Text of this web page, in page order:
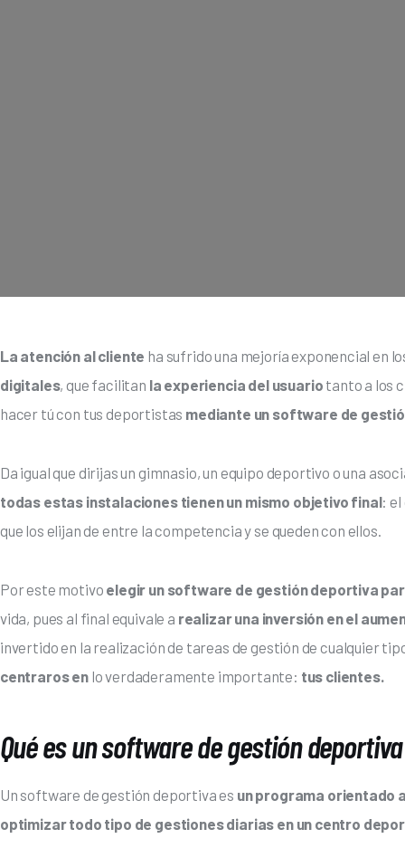
La atención al cliente ha sufrido una mejoría exponencial en
digitales, que facilitan la experiencia del usuario tanto a los
hacer tú con tus deportistas mediante un software de
Da igual que dirijas un gimnasio, un equipo deportivo o una
todas estas instalaciones tienen un mismo objetivo final: el
que los elijan de entre la competencia y se queden con ellos.
Por este motivo elegir un software de gestión deportiva
vida, pues al final equivale a realizar una inversión en el
invertido en la realización de tareas de gestión de cualquier
centraros en lo verdaderamente importante: tus clientes.
Qué es un software de gestión deportiva
Un software de gestión deportiva es un programa orientado
optimizar todo tipo de gestiones diarias en un centro